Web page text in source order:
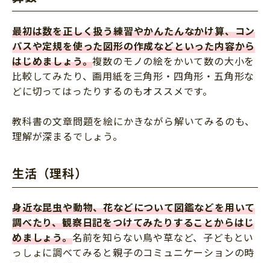
最初は数を正しく扱う練習やかんたんなかけ算、コン
パスや定規を使った図形の作成などといった内容から
はじめましょう。複数のモノの絵をかいて数の大小を
比較してみたり、画用紙を三角形・四角形・五角形な
どに切ってはったりするのもオススメです。
教科書の文章問題を絵にかきながら解いてみるのも、
理解が深まるでしょう。
生活（理科）
身近な昆虫や動物、花などについて図鑑などを用いて
調べたり、観察日記をつけてみたりすることからはじ
めましょう。名前を知らない鳥や草など、子どもとい
っしょに調べてみると親子のコミュニケーションの時